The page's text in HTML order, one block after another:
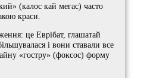
(калос кай мегас) часто
краси.
це Еврібат, глашатай
і вони ставали все
«гостру» (фоксос) форму